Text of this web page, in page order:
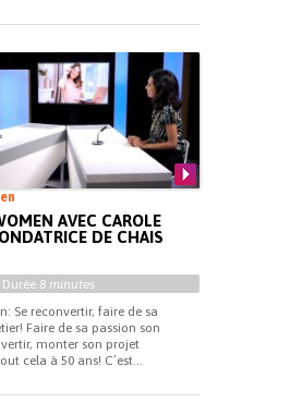
AVEC CAROLE
DE CHAIS
Durée 8 minutes
Se reconvertir, faire de sa
Faire de sa passion son
monter son projet
cela à 50 ans! C’est...